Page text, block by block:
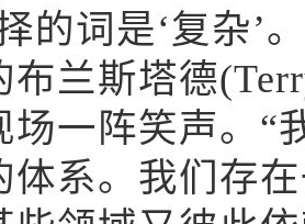
词是‘复杂’。
布兰斯塔德
场一阵笑声。“
体系。我们存